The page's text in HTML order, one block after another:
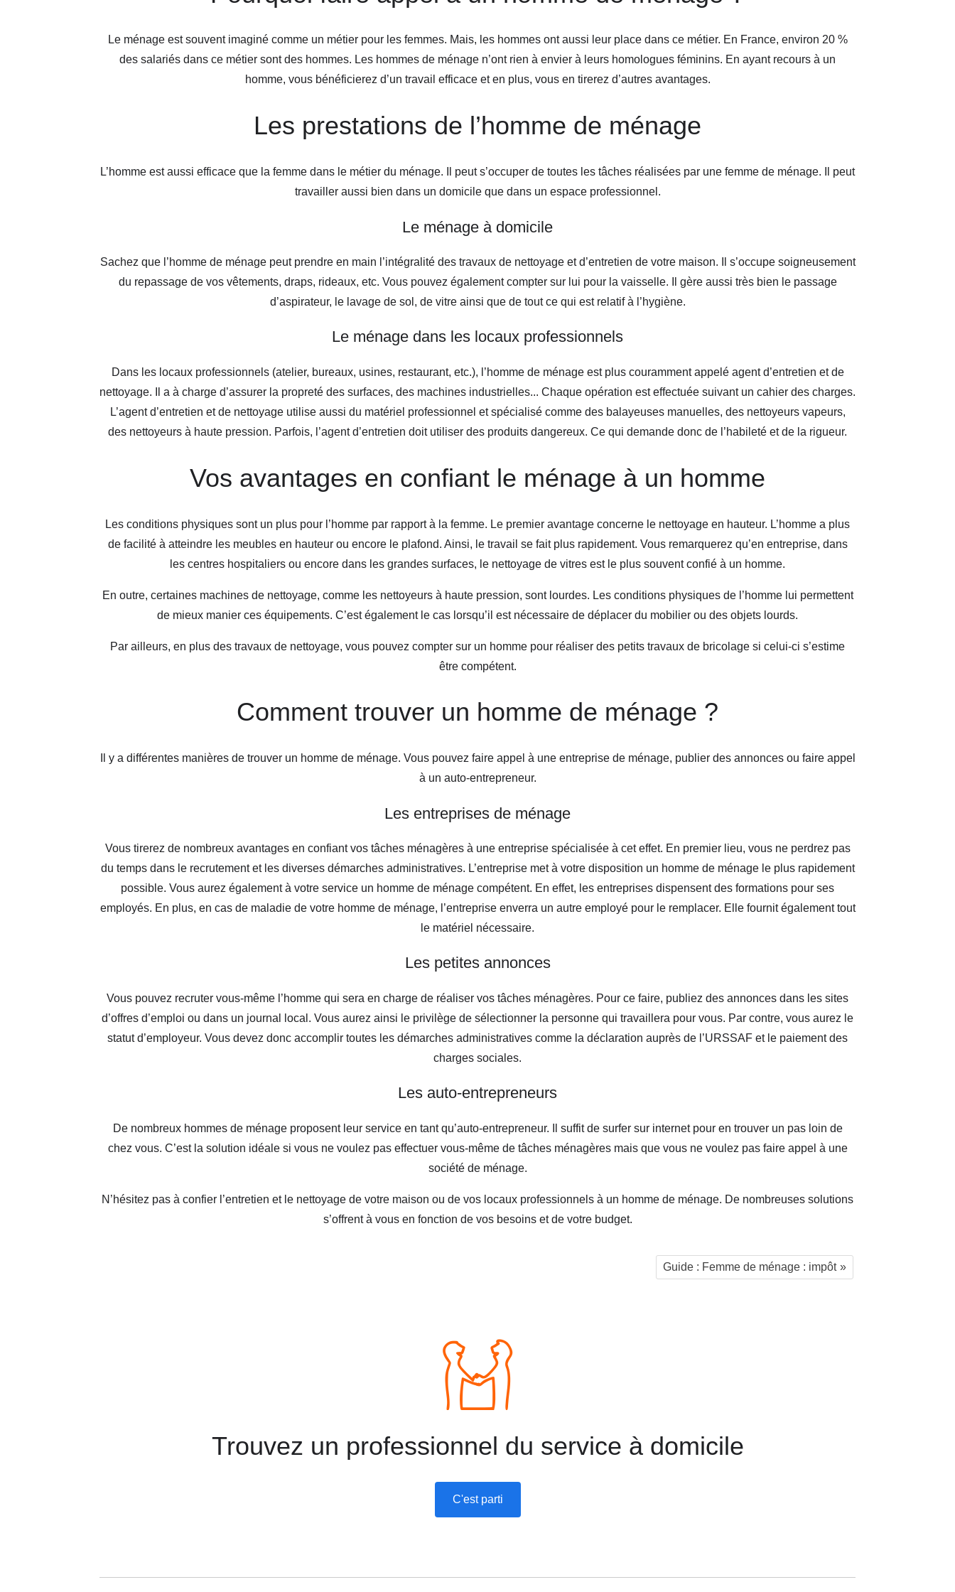
Le ménage est souvent imaginé comme un métier pour les femmes. Mais, les hommes ont aussi leur place dans ce métier. En France, environ 20 %
des salariés dans ce métier sont des hommes. Les hommes de ménage n’ont rien à envier à leurs homologues féminins. En ayant recours à un
homme, vous bénéficierez d’un travail efficace et en plus, vous en tirerez d’autres avantages.
Les prestations de l’homme de ménage
L’homme est aussi efficace que la femme dans le métier du ménage. Il peut s’occuper de toutes les tâches réalisées par une femme de ménage. Il peut
travailler aussi bien dans un domicile que dans un espace professionnel.
Le ménage à domicile
Sachez que l’homme de ménage peut prendre en main l’intégralité des travaux de nettoyage et d’entretien de votre maison. Il s’occupe soigneusement
du repassage de vos vêtements, draps, rideaux, etc. Vous pouvez également compter sur lui pour la vaisselle. Il gère aussi très bien le passage
d’aspirateur, le lavage de sol, de vitre ainsi que de tout ce qui est relatif à l’hygiène.
Le ménage dans les locaux professionnels
Dans les locaux professionnels (atelier, bureaux, usines, restaurant, etc.), l’homme de ménage est plus couramment appelé agent d’entretien et de
nettoyage. Il a à charge d’assurer la propreté des surfaces, des machines industrielles... Chaque opération est effectuée suivant un cahier des charges.
L’agent d’entretien et de nettoyage utilise aussi du matériel professionnel et spécialisé comme des balayeuses manuelles, des nettoyeurs vapeurs,
des nettoyeurs à haute pression. Parfois, l’agent d’entretien doit utiliser des produits dangereux. Ce qui demande donc de l’habileté et de la rigueur.
Vos avantages en confiant le ménage à un homme
Les conditions physiques sont un plus pour l’homme par rapport à la femme. Le premier avantage concerne le nettoyage en hauteur. L’homme a plus
de facilité à atteindre les meubles en hauteur ou encore le plafond. Ainsi, le travail se fait plus rapidement. Vous remarquerez qu’en entreprise, dans
les centres hospitaliers ou encore dans les grandes surfaces, le nettoyage de vitres est le plus souvent confié à un homme.
En outre, certaines machines de nettoyage, comme les nettoyeurs à haute pression, sont lourdes. Les conditions physiques de l’homme lui permettent
de mieux manier ces équipements. C’est également le cas lorsqu’il est nécessaire de déplacer du mobilier ou des objets lourds.
Par ailleurs, en plus des travaux de nettoyage, vous pouvez compter sur un homme pour réaliser des petits travaux de bricolage si celui-ci s’estime
être compétent.
Comment trouver un homme de ménage ?
Il y a différentes manières de trouver un homme de ménage. Vous pouvez faire appel à une entreprise de ménage, publier des annonces ou faire appel
à un auto-entrepreneur.
Les entreprises de ménage
Vous tirerez de nombreux avantages en confiant vos tâches ménagères à une entreprise spécialisée à cet effet. En premier lieu, vous ne perdrez pas
du temps dans le recrutement et les diverses démarches administratives. L’entreprise met à votre disposition un homme de ménage le plus rapidement
possible. Vous aurez également à votre service un homme de ménage compétent. En effet, les entreprises dispensent des formations pour ses
employés. En plus, en cas de maladie de votre homme de ménage, l’entreprise enverra un autre employé pour le remplacer. Elle fournit également tout
le matériel nécessaire.
Les petites annonces
Vous pouvez recruter vous-même l’homme qui sera en charge de réaliser vos tâches ménagères. Pour ce faire, publiez des annonces dans les sites
d’offres d’emploi ou dans un journal local. Vous aurez ainsi le privilège de sélectionner la personne qui travaillera pour vous. Par contre, vous aurez le
statut d’employeur. Vous devez donc accomplir toutes les démarches administratives comme la déclaration auprès de l’URSSAF et le paiement des
charges sociales.
Les auto-entrepreneurs
De nombreux hommes de ménage proposent leur service en tant qu’auto-entrepreneur. Il suffit de surfer sur internet pour en trouver un pas loin de
chez vous. C’est la solution idéale si vous ne voulez pas effectuer vous-même de tâches ménagères mais que vous ne voulez pas faire appel à une
société de ménage.
N’hésitez pas à confier l’entretien et le nettoyage de votre maison ou de vos locaux professionnels à un homme de ménage. De nombreuses solutions
s’offrent à vous en fonction de vos besoins et de votre budget.
Guide : Femme de ménage : impôt
Trouvez un professionnel du service à domicile
C'est parti